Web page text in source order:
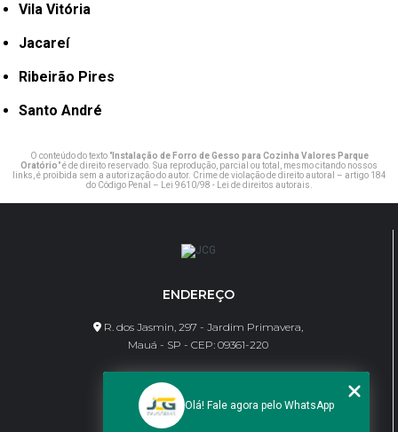
Vila Vitória
Jacareí
Ribeirão Pires
Santo André
O conteúdo do texto "Instalação de Forro de Gesso para Cozinha Valores Parque
Oratório" é de direito reservado. Sua reprodução, parcial ou total, mesmo citando nossos
links, é proibida sem a autorização do autor. Crime de violação de direito autoral – artigo 184
do Código Penal –
Lei 9610/98 - Lei de direitos autorais
ENDEREÇO
R. dos Jasmin, 297 - Jardim Primavera,
Mauá - SP - CEP: 09361-220
CONTATO
(11) 95462-8630
Olá! Fale agora pelo WhatsApp